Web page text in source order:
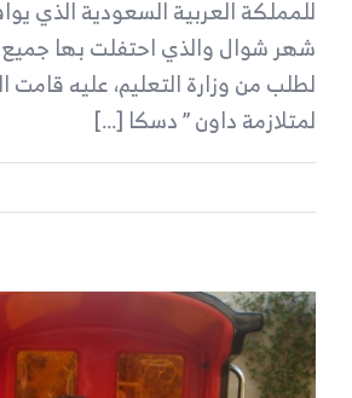
شهر شوال والذي احتفلت بها جميع
لطلب من وزارة التعليم، عليه قامت
لمتلازمة داون ” دسكا [...]